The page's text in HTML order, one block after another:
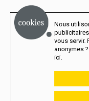
Nous
vous servir.
anonymes
ici.